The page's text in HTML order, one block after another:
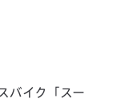
バイク「スー